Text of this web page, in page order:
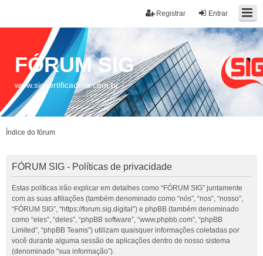
Entrar
Registrar
FÓRUM SIG
www.sigcertificadora.com.br
Índice do fórum
FÓRUM SIG - Políticas de privacidade
Estas políticas irão explicar em detalhes como “FÓRUM SIG” juntamente
com as suas afiliações (também denominado como “nós”, “nos”, “nosso”,
“FÓRUM SIG”, “https://forum.sig.digital”) e phpBB (também denominado
como “eles”, “deles”, “phpBB software”, “www.phpbb.com”, “phpBB
Limited”, “phpBB Teams”) utilizam quaisquer informações coletadas por
você durante alguma sessão de aplicações dentro de nosso sistema
(denominado “sua informação”).